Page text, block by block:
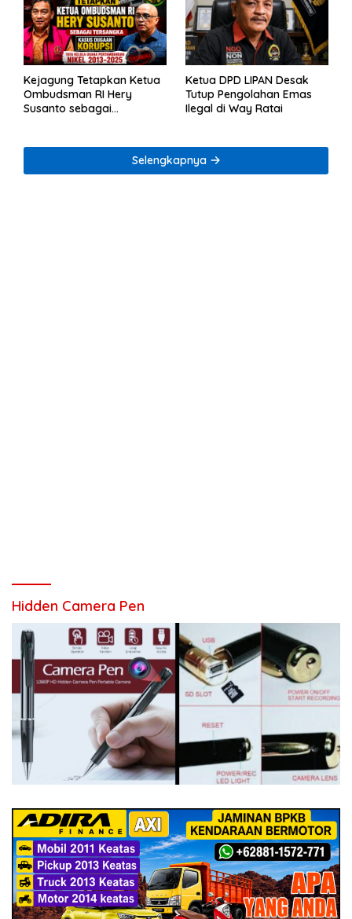
Kejagung Tetapkan Ketua
Ombudsman RI Hery
Susanto sebagai
Tambang Nikel
Ketua DPD LIPAN Desak
Tutup Pengolahan Emas
Ilegal di Way Ratai
Selengkapnya
Hidden Camera Pen